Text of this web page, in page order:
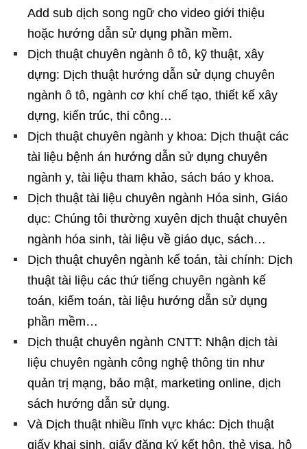
Add sub dịch song ngữ cho video giới thiệu
hoặc hướng dẫn sử dụng phần mềm.
Dịch thuật chuyên ngành ô tô, kỹ thuật, xây
dựng: Dịch thuật hướng dẫn sử dụng chuyên
ngành ô tô, ngành cơ khí chế tạo, thiết kế xây
dựng, kiến trúc, thi công…
Dịch thuật chuyên ngành y khoa: Dịch thuật các
tài liệu bệnh án hướng dẫn sử dụng chuyên
ngành y, tài liệu tham khảo, sách báo y khoa.
Dịch thuật tài liệu chuyên ngành Hóa sinh, Giáo
dục: Chúng tôi thường xuyên dịch thuật chuyên
ngành hóa sinh, tài liệu về giáo dục, sách…
Dịch thuật chuyên ngành kế toán, tài chính: Dịch
thuật tài liệu các thứ tiếng chuyên ngành kế
toán, kiểm toán, tài liệu hướng dẫn sử dụng
phần mềm…
Dịch thuật chuyên ngành CNTT: Nhận dịch tài
liệu chuyên ngành công nghệ thông tin như
quản trị mạng, bảo mật, marketing online, dịch
sách hướng dẫn sử dụng.
Và Dịch thuật nhiều lĩnh vực khác: Dịch thuật
giấy khai sinh, giấy đăng ký kết hôn, thẻ visa, hộ